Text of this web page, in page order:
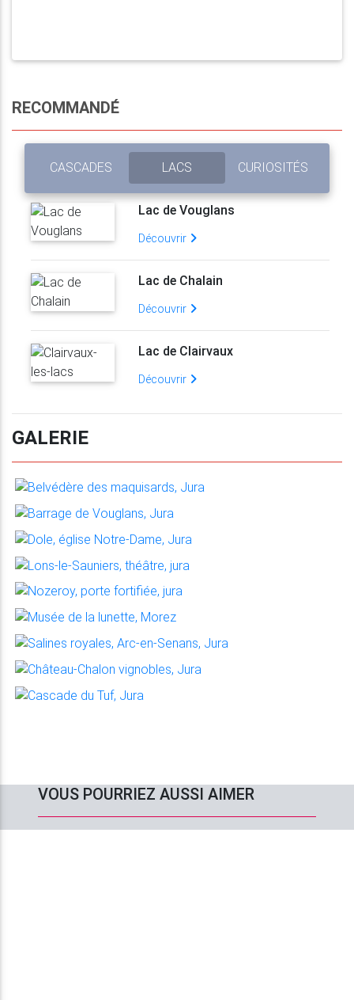
RECOMMANDÉ
CASCADES LACS CURIOSITÉS
Lac de Vouglans
Découvrir
Lac de Chalain
Découvrir
Lac de Clairvaux
Découvrir
GALERIE
VOUS POURRIEZ AUSSI AIMER